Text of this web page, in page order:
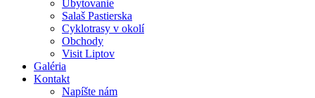
Ubytovanie
Salaš Pastierska
Cyklotrasy v okolí
Obchody
Visit Liptov
Galéria
Kontakt
Napíšte nám